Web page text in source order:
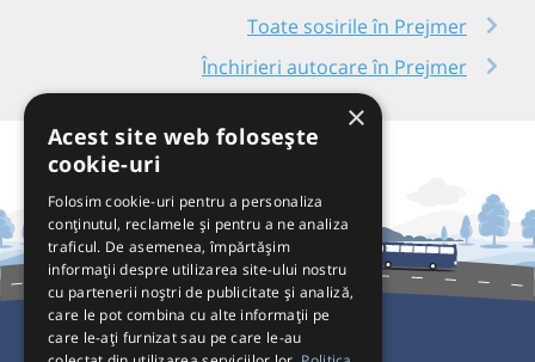
Toate sosirile în Prejmer
Închirieri autocare în Prejmer
×
Acest site web folosește
cookie-uri
Folosim cookie-uri pentru a personaliza
conținutul, reclamele și pentru a ne analiza
traficul. De asemenea, împărtășim
informații despre utilizarea site-ului nostru
cu partenerii noștri de publicitate și analiză,
care le pot combina cu alte informații pe
care le-ați furnizat sau pe care le-au